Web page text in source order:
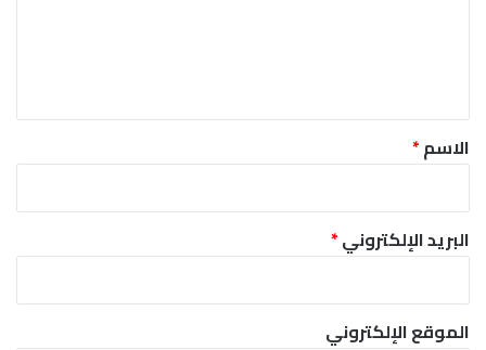
*
الاسم*
البريد الإلكتروني*
الموقع الإلكتروني